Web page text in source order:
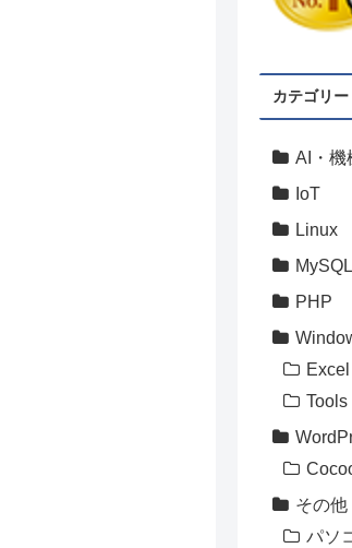
カテゴリー
AI・機
IoT
Linux
MySQL
PHP
Tools
その他
パソ